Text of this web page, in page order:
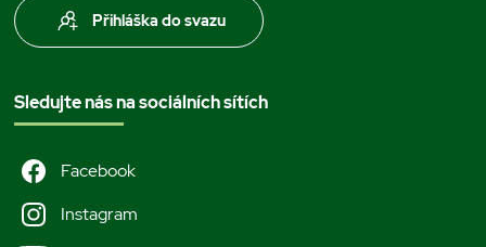
Přihláška do svazu
Sledujte nás na sociálních sítích
Facebook
Instagram